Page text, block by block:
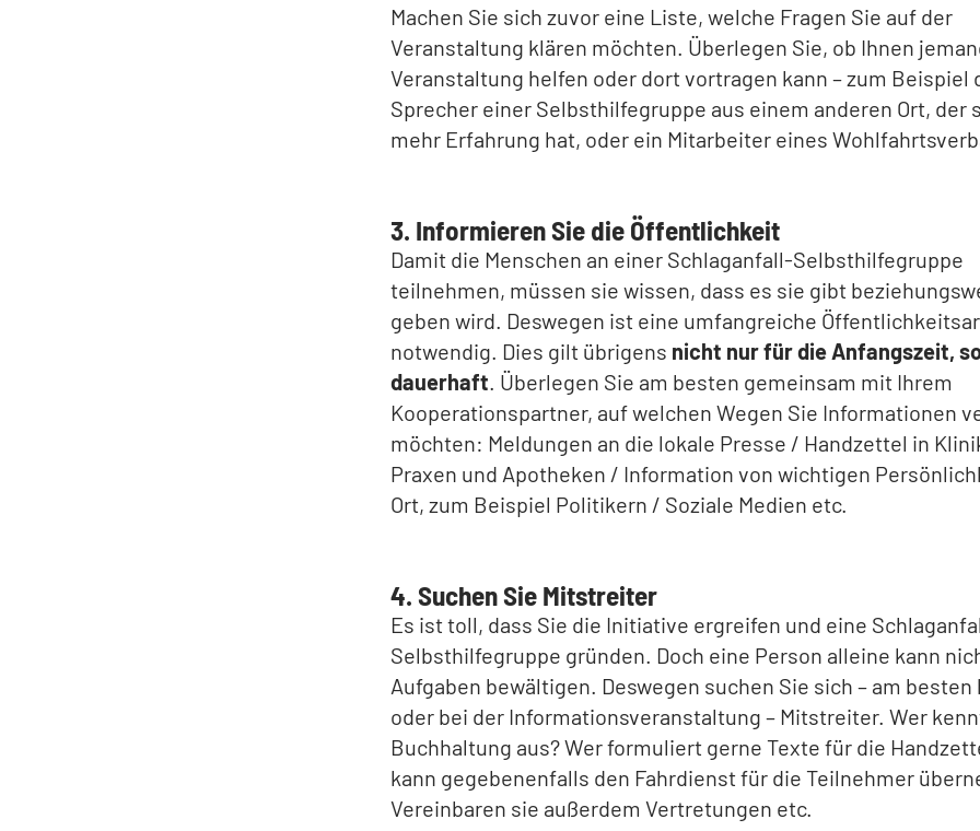
Machen Sie sich zuvor eine Liste, welche Fragen Sie auf der
Veranstaltung klären möchten. Überlegen Sie, ob Ihnen
Veranstaltung helfen oder dort vortragen kann – zum Beispiel
Sprecher einer Selbsthilfegruppe aus einem anderen Ort, der
mehr Erfahrung hat, oder ein Mitarbeiter eines
3. Informieren Sie die Öffentlichkeit
Damit die Menschen an einer Schlaganfall-Selbsthilfegruppe
teilnehmen, müssen sie wissen, dass es sie gibt
geben wird. Deswegen ist eine umfangreiche
notwendig. Dies gilt übrigens nicht nur für die Anfangszeit,
dauerhaft. Überlegen Sie am besten gemeinsam mit Ihrem
Kooperationspartner, auf welchen Wegen Sie Informationen
möchten: Meldungen an die lokale Presse / Handzettel in
Praxen und Apotheken / Information von wichtigen
Ort, zum Beispiel Politikern / Soziale Medien etc.
4. Suchen Sie Mitstreiter
Es ist toll, dass Sie die Initiative ergreifen und eine
Selbsthilfegruppe gründen. Doch eine Person alleine kann
Aufgaben bewältigen. Deswegen suchen Sie sich – am
oder bei der Informationsveranstaltung – Mitstreiter. Wer
Buchhaltung aus? Wer formuliert gerne Texte für die
kann gegebenenfalls den Fahrdienst für die Teilnehmer
Vereinbaren sie außerdem Vertretungen etc.